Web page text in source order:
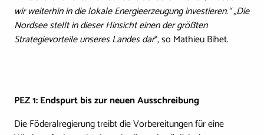
wir weiterhin in die lokale Energieerzeugung investieren.“ „Die
Nordsee stellt in dieser Hinsicht einen der größten
Strategievorteile unseres Landes dar“, so Mathieu Bihet.
PEZ 1: Endspurt bis zur neuen Ausschreibung
Die Föderalregierung treibt die Vorbereitungen für eine